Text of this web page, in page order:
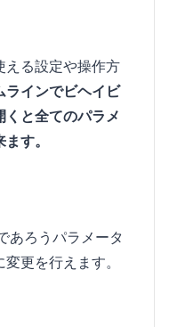
える設定や操作方
ラインでビヘイビ
と全てのパラメ
す。
あろうパラメータ
更を行えます。